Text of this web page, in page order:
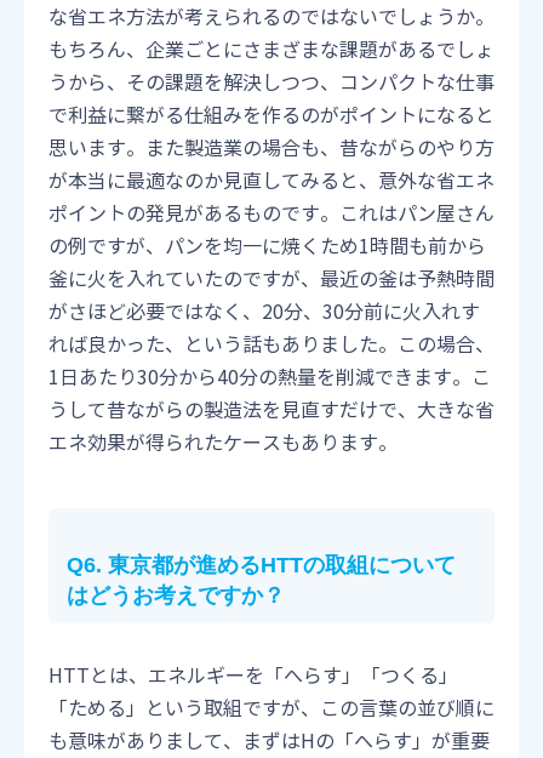
な省エネ方法が考えられるのではないでしょうか。
もちろん、企業ごとにさまざまな課題があるでしょ
うから、その課題を解決しつつ、コンパクトな仕事
で利益に繋がる仕組みを作るのがポイントになると
思います。また製造業の場合も、昔ながらのやり方
が本当に最適なのか見直してみると、意外な省エネ
ポイントの発見があるものです。これはパン屋さん
の例ですが、パンを均一に焼くため1時間も前から
釜に火を入れていたのですが、最近の釜は予熱時間
がさほど必要ではなく、20分、30分前に火入れす
れば良かった、という話もありました。この場合、
1日あたり30分から40分の熱量を削減できます。こ
うして昔ながらの製造法を見直すだけで、大きな省
エネ効果が得られたケースもあります。
Q6. 東京都が進めるHTTの取組について
はどうお考えですか？
HTTとは、エネルギーを「へらす」「つくる」
「ためる」という取組ですが、この言葉の並び順に
も意味がありまして、まずはHの「へらす」が重要